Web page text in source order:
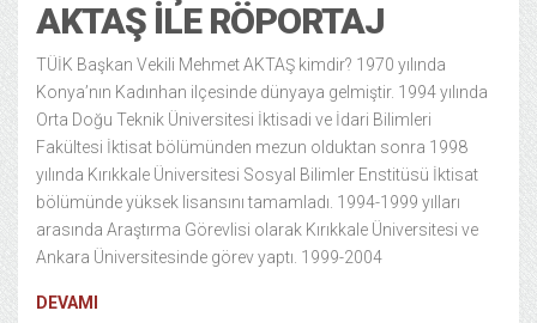
AKTAŞ ILE RÖPORTAJ
TÜİK Başkan Vekili Mehmet AKTAŞ kimdir? 1970 yılında
Konya’nın Kadınhan ilçesinde dünyaya gelmiştir. 1994 yılında
Orta Doğu Teknik Üniversitesi İktisadi ve İdari Bilimleri
Fakültesi İktisat bölümünden mezun olduktan sonra 1998
yılında Kırıkkale Üniversitesi Sosyal Bilimler Enstitüsü İktisat
bölümünde yüksek lisansını tamamladı. 1994-1999 yılları
arasında Araştırma Görevlisi olarak Kırıkkale Üniversitesi ve
Ankara Üniversitesinde görev yaptı. 1999-2004
DEVAMI